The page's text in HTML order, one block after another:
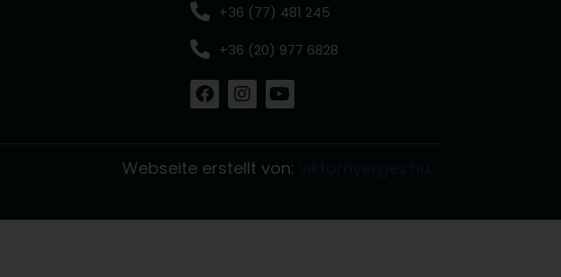
+36 (77) 481 245
+36 (20) 977 6828
F
a
b
o
k
I
n
a
g
a
Y
o
u
b
Webseite erstellt von: